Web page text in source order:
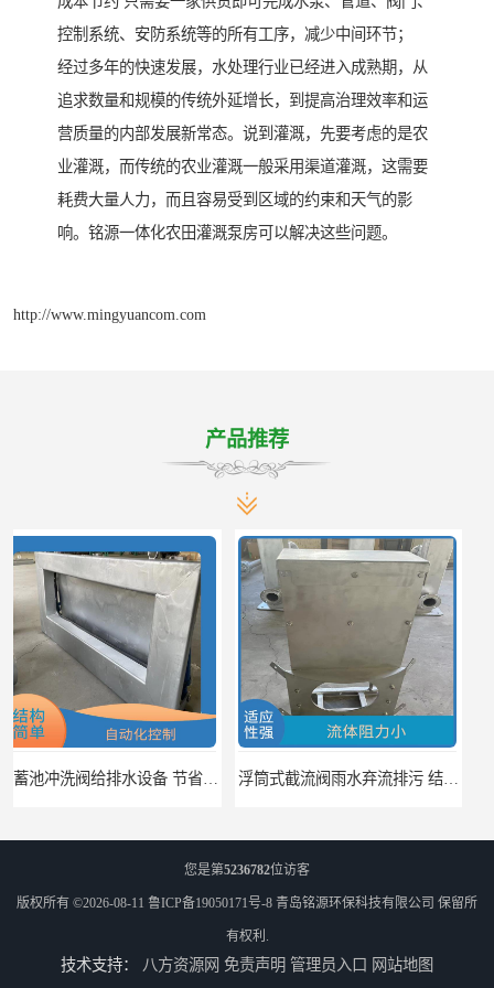
控制系统、安防系统等的所有工序，减少中间环节；
经过多年的快速发展，水处理行业已经进入成熟期，从
追求数量和规模的传统外延增长，到提高治理效率和运
营质量的内部发展新常态。说到灌溉，先要考虑的是农
业灌溉，而传统的农业灌溉一般采用渠道灌溉，这需要
耗费大量人力，而且容易受到区域的约束和天气的影
响。铭源一体化农田灌溉泵房可以解决这些问题。
http://www.mingyuancom.com
产品推荐
您是第5236782位访客
版权所有 ©2026-08-11 鲁ICP备19050171号-8 青岛铭源环保科技有限公司 保留所
有权利.
技术支持： 八方资源网 免责声明 管理员入口 网站地图